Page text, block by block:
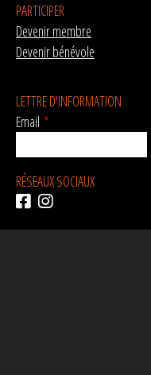
PARTICIPER
Devenir membre
Devenir bénévole
LETTRE D'INFORMATION
Email *
RÉSEAUX SOCIAUX